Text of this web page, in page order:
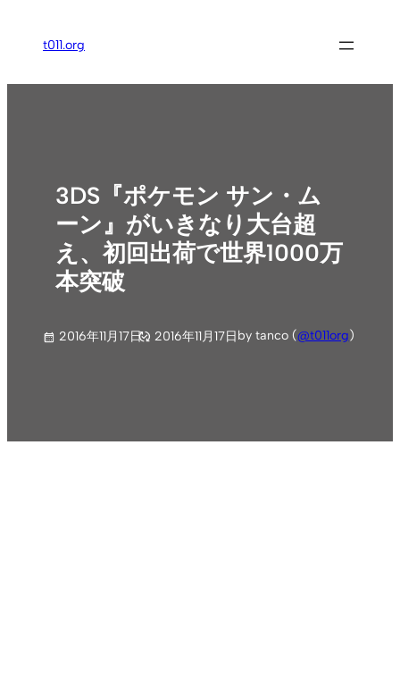
ス
t011.org
3DS『ポケモン サン・ム
ーン』がいきなり大台超
え、初回出荷で世界1000万
本突破
2016年11月17日 2016年11月17日by tanco (@t011org)